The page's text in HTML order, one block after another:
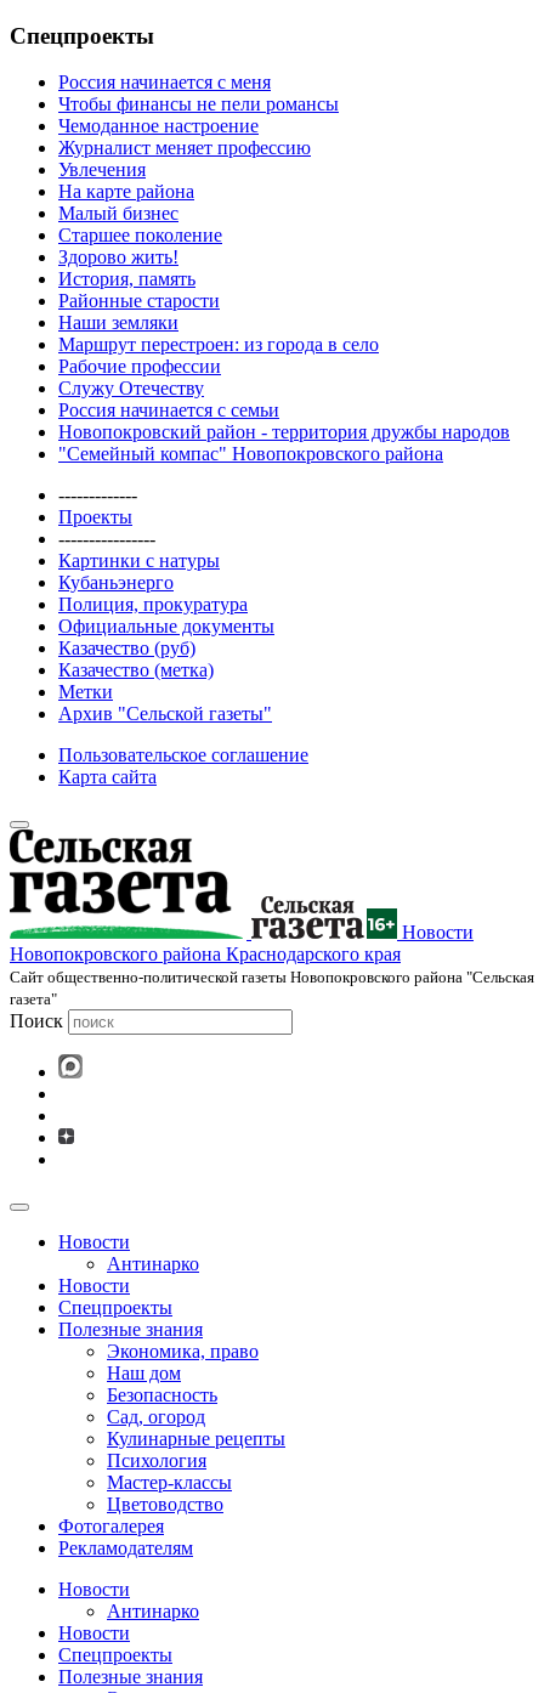
Спецпроекты
Россия начинается с меня
Чтобы финансы не пели романсы
Чемоданное настроение
Журналист меняет профессию
Увлечения
На карте района
Малый бизнес
Старшее поколение
Здорово жить!
История, память
Районные старости
Наши земляки
Маршрут перестроен: из города в село
Рабочие профессии
Служу Отечеству
Россия начинается с семьи
Новопокровский район - территория дружбы народов
"Семейный компас" Новопокровского района
-------------
Проекты
----------------
Картинки с натуры
Кубаньэнерго
Полиция, прокуратура
Официальные документы
Казачество (руб)
Казачество (метка)
Метки
Архив "Сельской газеты"
Пользовательское соглашение
Карта сайта
Новости
Новопокровского района Краснодарского края
Cайт общественно-политической газеты Новопокровского района "Сельская
газета"
Поиск
Новости
Антинарко
Новости
Спецпроекты
Полезные знания
Экономика, право
Наш дом
Безопасность
Сад, огород
Кулинарные рецепты
Психология
Мастер-классы
Цветоводство
Фотогалерея
Рекламодателям
Новости
Антинарко
Новости
Спецпроекты
Полезные знания